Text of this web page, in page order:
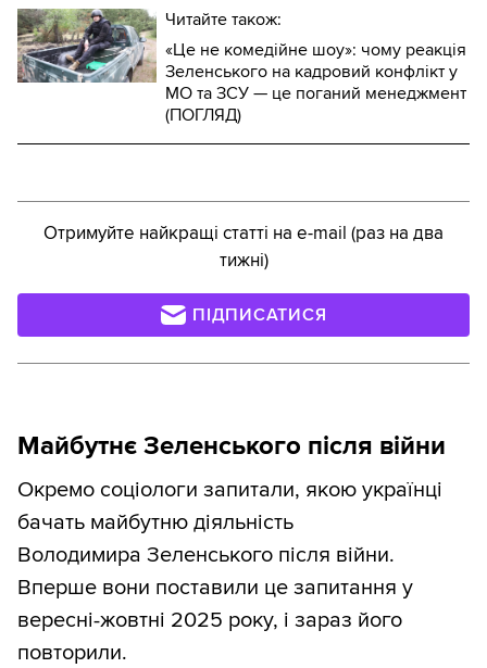
Читайте також:
«Це не комедійне шоу»: чому реакція
Зеленського на кадровий конфлікт у
МО та ЗСУ — це поганий менеджмент
(ПОГЛЯД)
Отримуйте найкращі статті на e-mail (раз на два
тижні)
ПІДПИСАТИСЯ
Майбутнє Зеленського після війни
Окремо соціологи запитали, якою українці
бачать майбутню діяльність
Володимира Зеленського після війни.
Вперше вони поставили це запитання у
вересні-жовтні 2025 року, і зараз його
повторили.